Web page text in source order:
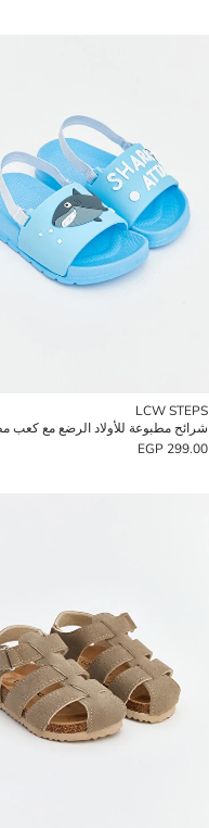
LCW STEPS
شرائح مطبوعة للأولاد الرضع مع
299.00 EGP